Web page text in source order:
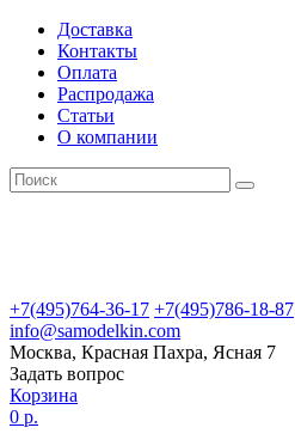
Доставка
Контакты
Оплата
Распродажа
Статьи
О компании
+7(495)764-36-17 +7(495)786-18-87
info@samodelkin.com
Москва, Красная Пахра, Ясная 7
Задать вопрос
Корзина
0 р.